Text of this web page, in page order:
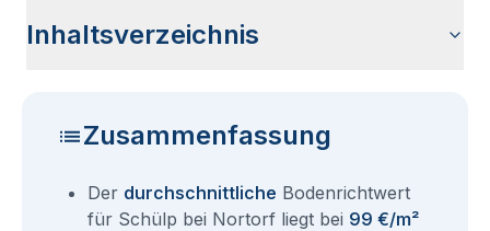
Inhaltsverzeichnis
Zusammenfassung
Der durchschnittliche Bodenrichtwert
für Schülp bei Nortorf liegt bei 99 €/m²